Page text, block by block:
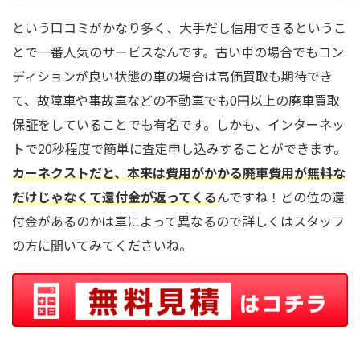
という口コミがかなり多く、大手だし信用できるというこ
とで一番人気のサービスなんです。古い車の場合でもコン
ディションが良い状態の車の場合は高価買取も期待でき
て、故障車や事故車などの不動車でも0円以上の廃車買取
保証をしていることでも有名です。しかも、インターネッ
トで20秒程度で簡単に査定申し込みすることができます。
カーネクストだと、本来は費用がかかる廃車費用が無料な
だけじゃなくて還付金が返ってくるんですね！どの位の還
付金があるのかは車によって異なるので詳しくはスタッフ
の方に聞いてみてくださいね。